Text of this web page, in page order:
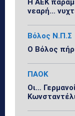
νεαρή…
Βόλος Ν.Π.Σ
Ο Βόλος
ΠΑΟΚ
Οι…